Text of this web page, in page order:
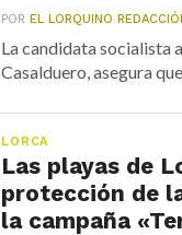
POREL LORQUINO
La candidata socialista
Casalduero, asegura
LORCA
Las playas de
protección de
la campaña